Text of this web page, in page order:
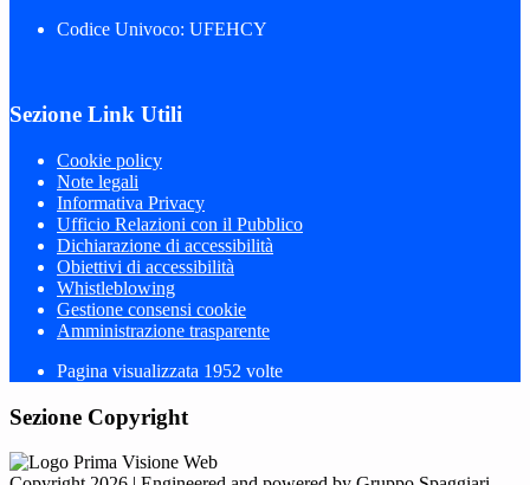
Codice Univoco: UFEHCY
Sezione Link Utili
Cookie policy
Note legali
Informativa Privacy
Ufficio Relazioni con il Pubblico
Dichiarazione di accessibilità
Obiettivi di accessibilità
Whistleblowing
Gestione consensi cookie
Amministrazione trasparente
Pagina visualizzata 1952 volte
Sezione Copyright